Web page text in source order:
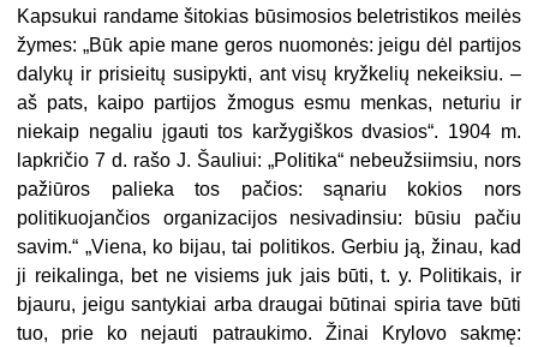
Kapsukui randame šitokias būsimosios beletristikos meilės
žymes: „Būk apie mane geros nuomonės: jeigu dėl partijos
dalykų ir prisieitų susipykti, ant visų kryžkelių nekeiksiu. –
aš pats, kaipo partijos žmogus esmu menkas, neturiu ir
niekaip negaliu įgauti tos karžygiškos dvasios“. 1904 m.
lapkričio 7 d. rašo J. Šauliui: „Politika“ nebeužsiimsiu, nors
pažiūros palieka tos pačios: sąnariu kokios nors
politikuojančios organizacijos nesivadinsiu: būsiu pačiu
savim.“ „Viena, ko bijau, tai politikos. Gerbiu ją, žinau, kad
ji reikalinga, bet ne visiems juk jais būti, t. y. Politikais, ir
bjauru, jeigu santykiai arba draugai būtinai spiria tave būti
tuo, prie ko nejauti patraukimo. Žinai Krylovo sakmę: